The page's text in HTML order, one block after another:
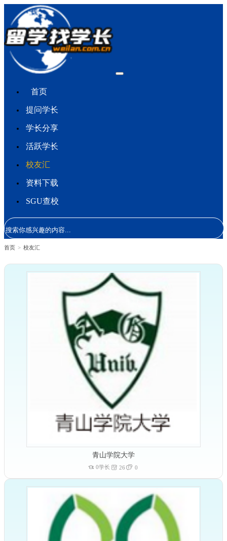
首页
提问学长
学长分享
活跃学长
校友汇
资料下载
SGU查校
首页 > 校友汇
青山学院大学
0学长 26 0